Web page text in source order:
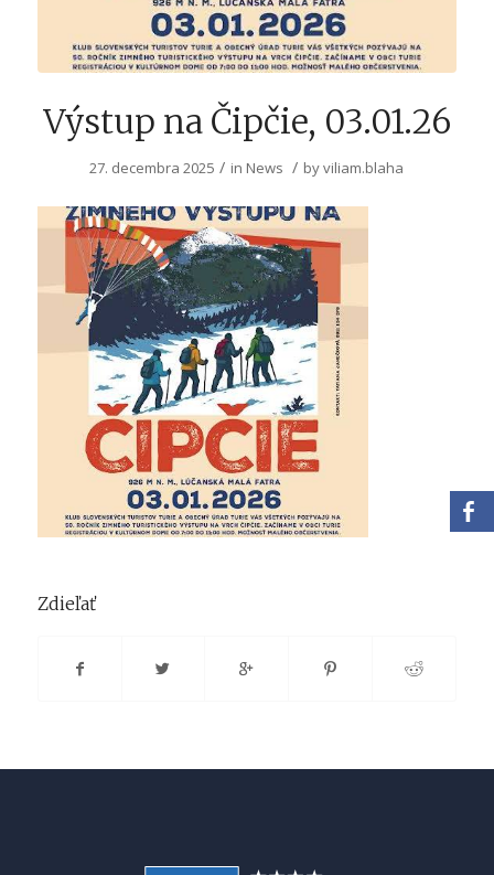
Výstup na Čipčie, 03.01.26
27. decembra 2025 / in News / byviliam.blaha
Zdieľať